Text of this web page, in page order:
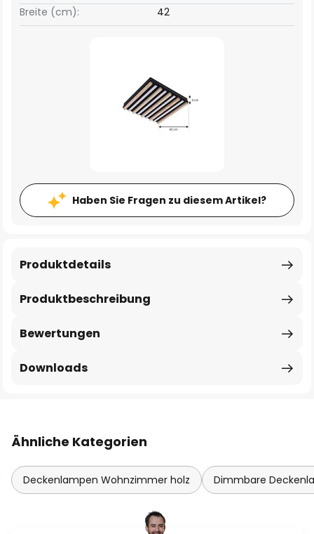
Breite (cm): 42
Haben Sie Fragen zu diesem Artikel?
Produktbeschreibung
Produktdetails
Bewertungen
Downloads
Ähnliche Kategorien
Deckenlampen Wohnzimmer holz Dimmbare